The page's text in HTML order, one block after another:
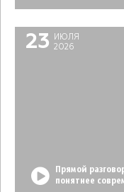
23
ИЮЛЯ
2026
Прямой
понятнее